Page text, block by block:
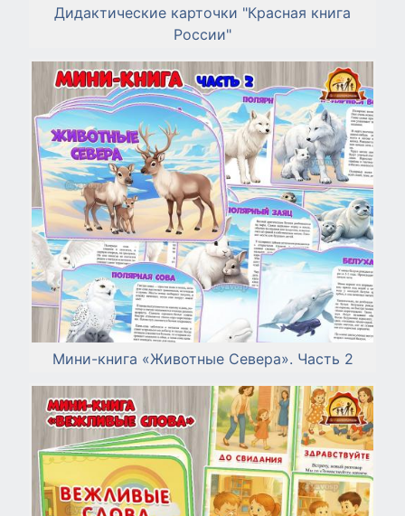
Дидактические карточки "Красная книга
России"
Мини-книга «Животные Севера». Часть 2